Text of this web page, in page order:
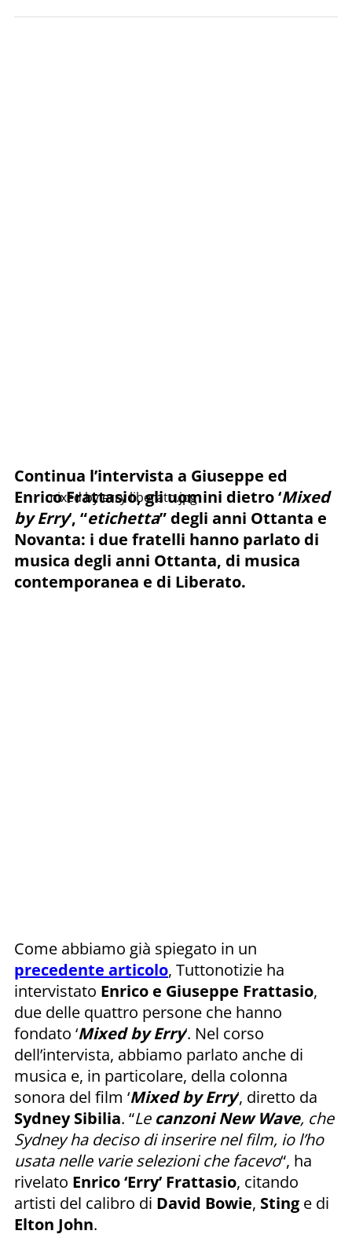
mixed by erry liberato.jpg
Continua l’intervista a Giuseppe ed
Enrico Frattasio, gli uomini dietro ‘Mixed
by Erry‘, “etichetta” degli anni Ottanta e
Novanta: i due fratelli hanno parlato di
musica degli anni Ottanta, di musica
contemporanea e di Liberato.
Come abbiamo già spiegato in un
precedente articolo, Tuttonotizie ha
intervistato Enrico e Giuseppe Frattasio,
due delle quattro persone che hanno
fondato ‘Mixed by Erry‘. Nel corso
dell’intervista, abbiamo parlato anche di
musica e, in particolare, della colonna
sonora del film ‘Mixed by Erry‘, diretto da
Sydney Sibilia. “Le canzoni New Wave, che
Sydney ha deciso di inserire nel film, io l’ho
usata nelle varie selezioni che facevo“, ha
rivelato Enrico ‘Erry’ Frattasio, citando
artisti del calibro di David Bowie, Sting e di
Elton John.